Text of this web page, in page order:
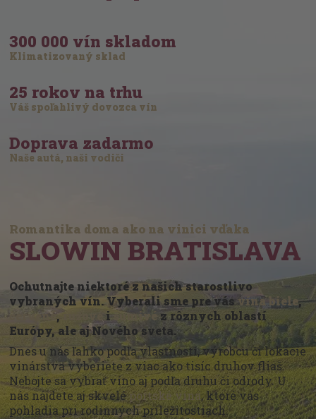
300 000 vín skladom
Klimatizovaný sklad
25 rokov na trhu
Váš spoľahlivý dovozca vín
Doprava zadarmo
Naše autá, naši vodiči
Romantika doma ako na vinici vďaka
SLOWIN BRATISLAVA
Ochutnajte niektoré z našich starostlivo
vybraných vín. Vyberali sme pre vásvína biele,
červené, i šumivéz rôznych oblastí
Európy, ale aj Nového sveta.
Dnes u nás ľahko podľa vlastností, výrobcu či lokácie
vinárstva vyberiete z viac ako tisíc druhov fliaš.
Nebojte sa vybrať víno aj podľa druhu či odrody. U
nás nájdete aj skveléportské vína, ktoré vás
pohladia pri rodinných príležitostiach.